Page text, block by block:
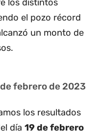
los distintos
el pozo récord
un monto de
febrero de 2023
los resultados
día 19 de febrero